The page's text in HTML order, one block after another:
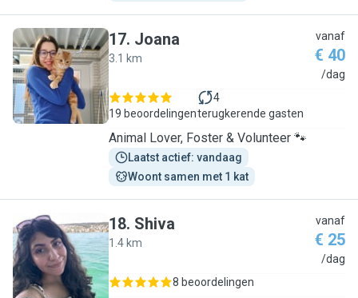
J
17. Joana
3.1 km
vanaf
€ 40
/dag
19 beoordelingen
4
terugkerende gasten
Animal Lover, Foster & Volunteer 🐾
Laatst actief: vandaag
Woont samen met 1 kat
S
18. Shiva
1.4 km
vanaf
€ 25
/dag
8 beoordelingen